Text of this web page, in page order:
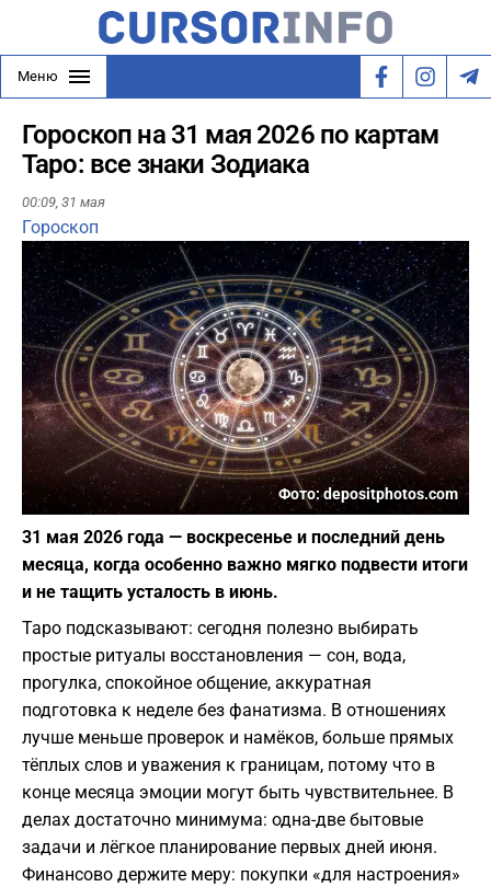
Меню
Гороскоп на 31 мая 2026 по картам
Таро: все знаки Зодиака
00:09, 31 мая
Гороскоп
Фото: depositphotos.com
31 мая 2026 года — воскресенье и последний день
месяца, когда особенно важно мягко подвести итоги
и не тащить усталость в июнь.
Таро подсказывают: сегодня полезно выбирать
простые ритуалы восстановления — сон, вода,
прогулка, спокойное общение, аккуратная
подготовка к неделе без фанатизма. В отношениях
лучше меньше проверок и намёков, больше прямых
тёплых слов и уважения к границам, потому что в
конце месяца эмоции могут быть чувствительнее. В
делах достаточно минимума: одна-две бытовые
задачи и лёгкое планирование первых дней июня.
Финансово держите меру: покупки «для настроения»